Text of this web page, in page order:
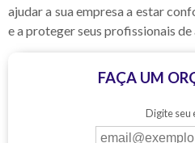
ajudar a sua empresa a estar
e a proteger seus profissionais
FAÇA UM
Digite seu